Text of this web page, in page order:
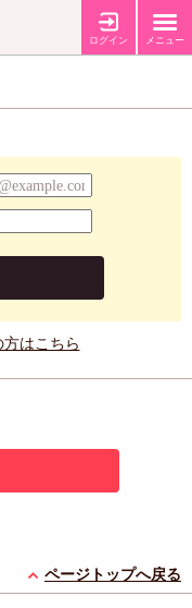
ログイン メニュー
はこちら
ページトップへ戻る